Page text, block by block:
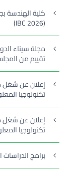
كلية الهندسة
(IBC 2026)
تقييم من
إعلان عن شغل
تكنولوجيا
إعلان عن شغل
تكنولوجيا
برامج